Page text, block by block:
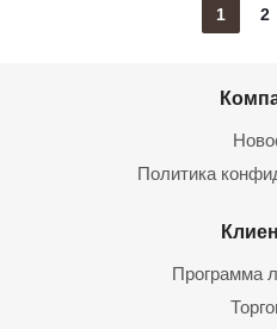
1 2
Политика
Программа